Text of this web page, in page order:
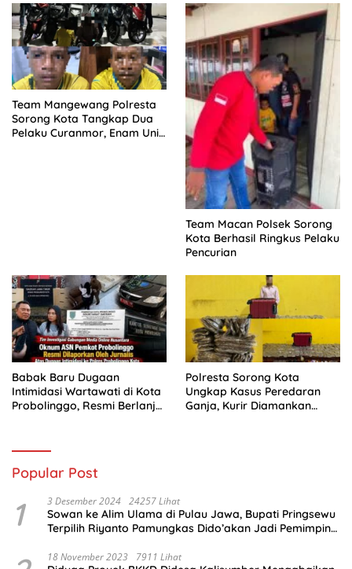
SETELAH SIDANG TUNTUTAN
DITUNDA
Team Mangewang Polresta
Sorong Kota Tangkap Dua
Pelaku Curanmor, Enam Unit
Team Macan Polsek Sorong
Kota Berhasil Ringkus Pelaku
Pencurian
Babak Baru Dugaan
Intimidasi Wartawati di Kota
Probolinggo, Resmi Berlanjut
Polresta Sorong Kota
Ungkap Kasus Peredaran
Ganja, Kurir Diamankan
Popular Post
1 3 Desember 2024 24257 Lihat
Sowan ke Alim Ulama di Pulau Jawa, Bupati Pringsewu
Terpilih Riyanto Pamungkas Dido’akan Jadi Pemimpin
18 November 2023 7911 Lihat